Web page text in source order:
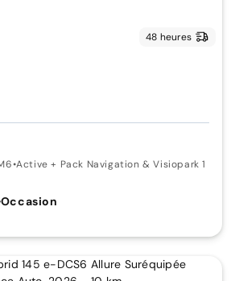
48 heures
•Active + Pack Navigation & Visiopark 1
Occasion